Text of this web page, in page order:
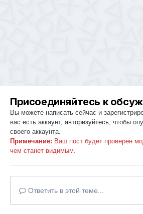
Присоединяйтесь к
Вы можете написать сейчас и
вас есть аккаунт, авторизуйтесь , чтобы
своего аккаунта.
Примечание: Ваш пост будет проверен
чем станет видимым.
Ответить в этой теме...